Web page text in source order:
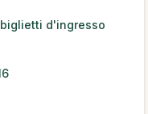
d'ingresso